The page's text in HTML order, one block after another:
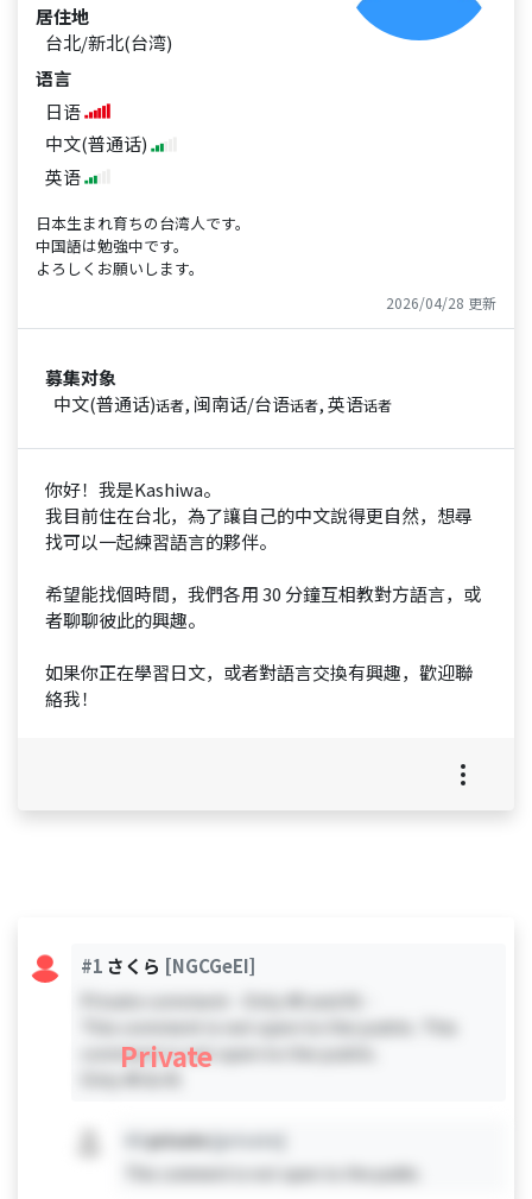
居住地
台北/新北(台湾)
语言
日语
中文(普通话)
英语
日本生まれ育ちの台湾人です。
中国語は勉強中です。
よろしくお願いします。
2026/04/28 更新
募集对象
中文(普通话)话者, 闽南话/台语话者, 英语话者
你好！我是Kashiwa。
我目前住在台北，為了讓自己的中文說得更自然，想尋
找可以一起練習語言的夥伴。
希望能找個時間，我們各用 30 分鐘互相教對方語言，或
者聊聊彼此的興趣。
如果你正在學習日文，或者對語言交換有興趣，歡迎聯
絡我！
#1 さくら [NGCGeEI]
Private comment - Only #0 and #1 -
This comment is not open to the public. This
comment is not open to the public.
Private
private [private]
This comment is not open to the public.